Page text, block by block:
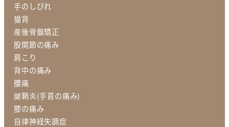
手のしびれ
猫背
産後骨盤矯正
股関節の痛み
肩こり
背中の痛み
腰痛
腱鞘炎(手首の痛み)
膝の痛み
自律神経失調症